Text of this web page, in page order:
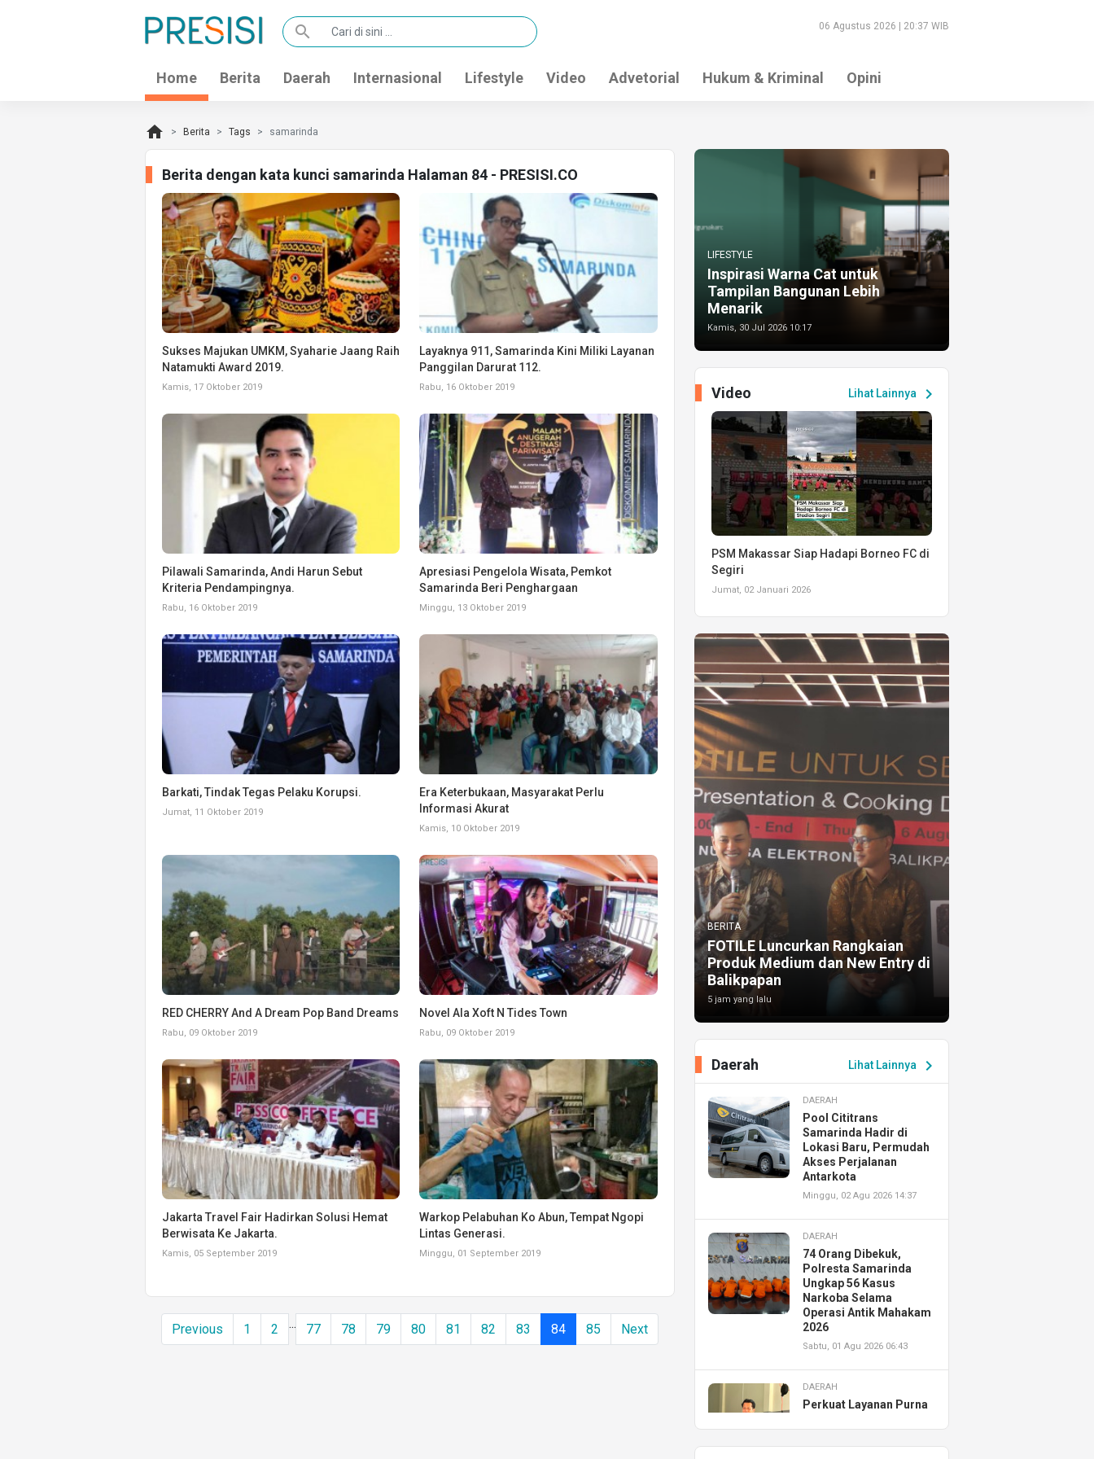
search 06 Agustus 2026 | 20:37 WIB
Home Berita Daerah Internasional Lifestyle Video Advetorial Hukum & Kriminal Opini
home Berita Tags samarinda
Berita dengan kata kunci samarinda Halaman 84 - PRESISI.CO
Sukses Majukan UMKM, Syaharie Jaang Raih
Natamukti Award 2019.
Kamis, 17 Oktober 2019
Layaknya 911, Samarinda Kini Miliki Layanan
Panggilan Darurat 112.
Rabu, 16 Oktober 2019
Pilawali Samarinda, Andi Harun Sebut
Kriteria Pendampingnya.
Rabu, 16 Oktober 2019
Apresiasi Pengelola Wisata, Pemkot
Samarinda Beri Penghargaan
Minggu, 13 Oktober 2019
Barkati, Tindak Tegas Pelaku Korupsi.
Jumat, 11 Oktober 2019
Era Keterbukaan, Masyarakat Perlu
Informasi Akurat
Kamis, 10 Oktober 2019
RED CHERRY And A Dream Pop Band Dreams
Rabu, 09 Oktober 2019
Novel Ala Xoft N Tides Town
Rabu, 09 Oktober 2019
Jakarta Travel Fair Hadirkan Solusi Hemat
Berwisata Ke Jakarta.
Kamis, 05 September 2019
Warkop Pelabuhan Ko Abun, Tempat Ngopi
Lintas Generasi.
Minggu, 01 September 2019
Previous 1 2 ... 77 78 79 80 81 82 83 84 85 Next
LIFESTYLE
Inspirasi Warna Cat untuk
Tampilan Bangunan Lebih
Menarik
Kamis, 30 Jul 2026 10:17
Lihat Lainnya chevron_right
Video
PSM Makassar Siap Hadapi Borneo FC di
Segiri
Jumat, 02 Januari 2026
BERITA
FOTILE Luncurkan Rangkaian
Produk Medium dan New Entry di
Balikpapan
5 jam yang lalu
Lihat Lainnya chevron_right
Daerah
DAERAH
Pool Cititrans
Samarinda Hadir di
Lokasi Baru, Permudah
Akses Perjalanan
Antarkota
Minggu, 02 Agu 2026 14:37
DAERAH
74 Orang Dibekuk,
Polresta Samarinda
Ungkap 56 Kasus
Narkoba Selama
Operasi Antik Mahakam
2026
Sabtu, 01 Agu 2026 06:43
DAERAH
Perkuat Layanan Purna
Resmikan AHASS